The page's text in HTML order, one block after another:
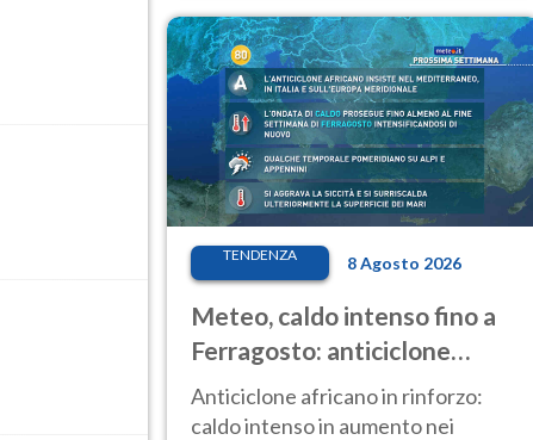
cambiamento
TENDENZA 8 Agosto 2026
Meteo, caldo intenso fino a
Ferragosto: anticiclone
africano ancora
protagonista
Anticiclone africano in rinforzo:
caldo intenso in aumento nei